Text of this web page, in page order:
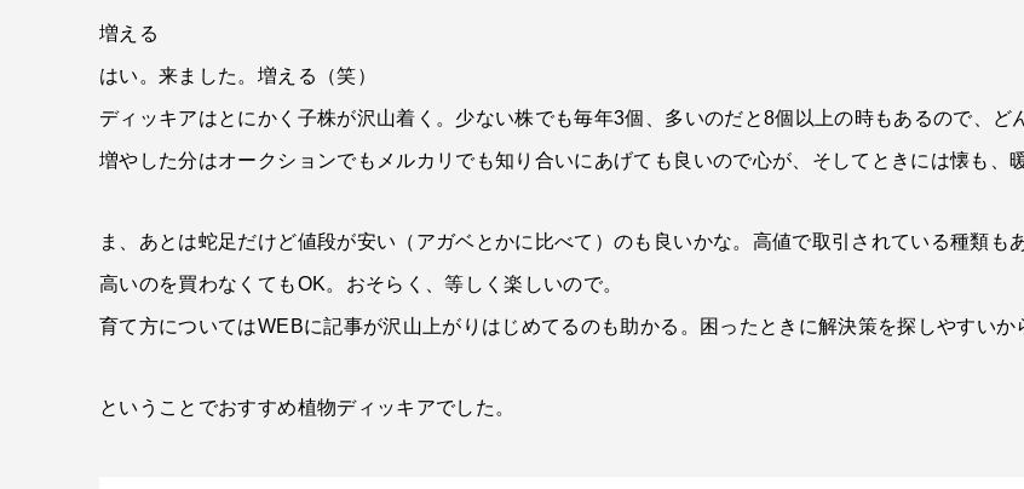
増える
はい。来ました。増える（笑）
ディッキアはとにかく子株が沢山着く。少ない株でも毎年3個、多いのだと8個以上の時もあるので、ど
増やした分はオークションでもメルカリでも知り合いにあげても良いので心が、そしてときには懐も、
ま、あとは蛇足だけど値段が安い（アガベとかに比べて）のも良いかな。高値で取引されている種類
高いのを買わなくてもOK。おそらく、等しく楽しいので。
育て方についてはWEBに記事が沢山上がりはじめてるのも助かる。困ったときに解決策を探しやすいか
ということでおすすめ植物ディッキアでした。